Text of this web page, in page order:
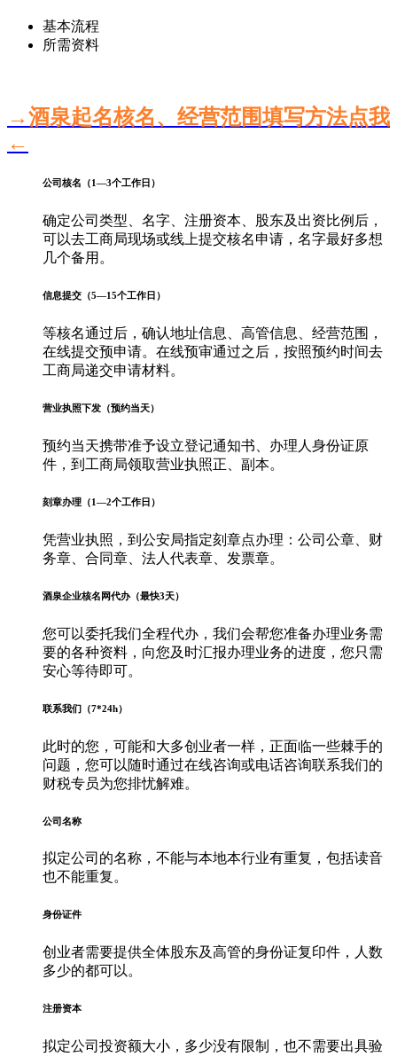
基本流程
所需资料
→酒泉起名核名、经营范围填写方法点我
←
公司核名（1—3个工作日）
确定公司类型、名字、注册资本、股东及出资比例后，
可以去工商局现场或线上提交核名申请，名字最好多想
几个备用。
信息提交（5—15个工作日）
等核名通过后，确认地址信息、高管信息、经营范围，
在线提交预申请。在线预审通过之后，按照预约时间去
工商局递交申请材料。
营业执照下发（预约当天）
预约当天携带准予设立登记通知书、办理人身份证原
件，到工商局领取营业执照正、副本。
刻章办理（1—2个工作日）
凭营业执照，到公安局指定刻章点办理：公司公章、财
务章、合同章、法人代表章、发票章。
酒泉企业核名网代办（最快3天）
您可以委托我们全程代办，我们会帮您准备办理业务需
要的各种资料，向您及时汇报办理业务的进度，您只需
安心等待即可。
联系我们（7*24h）
此时的您，可能和大多创业者一样，正面临一些棘手的
问题，您可以随时通过在线咨询或电话咨询联系我们的
财税专员为您排忧解难。
公司名称
拟定公司的名称，不能与本地本行业有重复，包括读音
也不能重复。
身份证件
创业者需要提供全体股东及高管的身份证复印件，人数
多少的都可以。
注册资本
拟定公司投资额大小，多少没有限制，也不需要出具验